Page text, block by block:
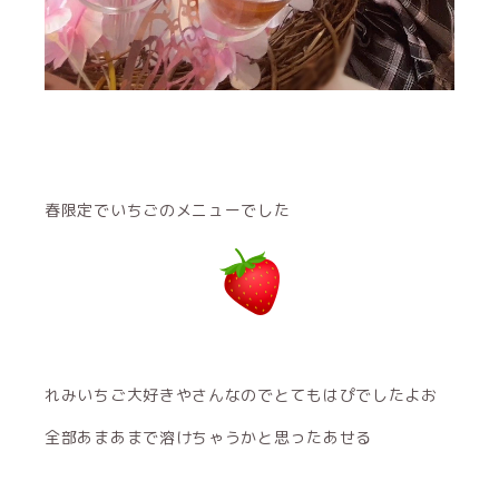
春限定でいちごのメニューでした
れみいちご大好きやさんなのでとてもはぴでしたよお
全部あまあまで溶けちゃうかと思ったあせる